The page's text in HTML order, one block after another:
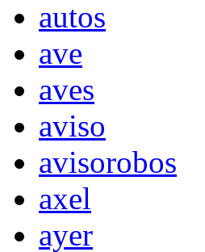
autos
ave
aves
aviso
avisorobos
axel
ayer